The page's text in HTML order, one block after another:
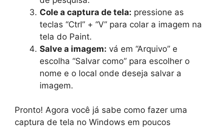
Cole a captura de tela: pressione as
teclas “Ctrl” + “V” para colar a imagem na
tela do Paint.
Salve a imagem: vá em “Arquivo” e
escolha “Salvar como” para escolher o
nome e o local onde deseja salvar a
imagem.
Pronto! Agora você já sabe como fazer uma
captura de tela no Windows em poucos